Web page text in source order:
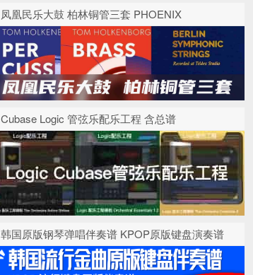
凤凰民乐大鼓 柏林铜管三套 PHOENIX
Cubase Logic 管弦乐配乐工程 含总谱
韩国原版钢琴弹唱伴奏谱 KPOP原版键盘演奏谱